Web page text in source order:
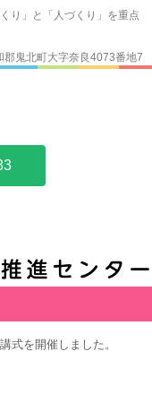
り」と「人づくり」を重点
鬼北町大字奈良4073番地7
式を開催しました。